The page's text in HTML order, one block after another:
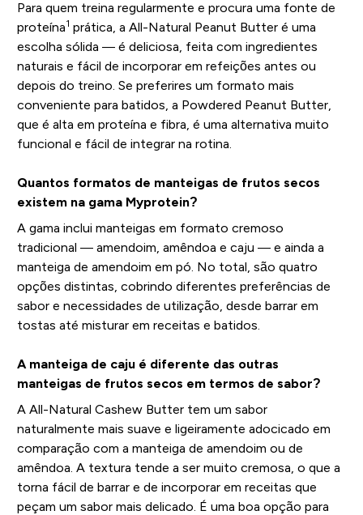
Para quem treina regularmente e procura uma fonte de
proteína1 prática, a All-Natural Peanut Butter é uma
escolha sólida — é deliciosa, feita com ingredientes
naturais e fácil de incorporar em refeições antes ou
depois do treino. Se preferires um formato mais
conveniente para batidos, a Powdered Peanut Butter,
que é alta em proteína e fibra, é uma alternativa muito
funcional e fácil de integrar na rotina.
Quantos formatos de manteigas de frutos secos
existem na gama Myprotein?
A gama inclui manteigas em formato cremoso
tradicional — amendoim, amêndoa e caju — e ainda a
manteiga de amendoim em pó. No total, são quatro
opções distintas, cobrindo diferentes preferências de
sabor e necessidades de utilização, desde barrar em
tostas até misturar em receitas e batidos.
A manteiga de caju é diferente das outras
manteigas de frutos secos em termos de sabor?
A All-Natural Cashew Butter tem um sabor
naturalmente mais suave e ligeiramente adocicado em
comparação com a manteiga de amendoim ou de
amêndoa. A textura tende a ser muito cremosa, o que a
torna fácil de barrar e de incorporar em receitas que
peçam um sabor mais delicado. É uma boa opção para